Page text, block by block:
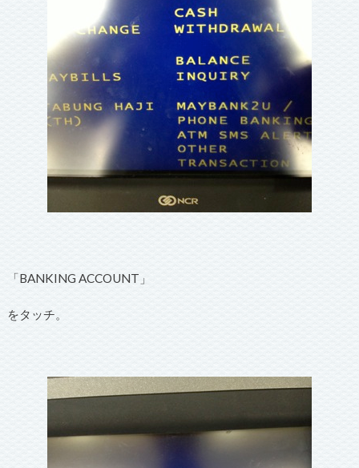
「BANKING ACCOUNT」
をタッチ。